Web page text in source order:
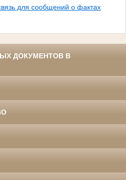
для сообщений о фактах
ДОКУМЕНТОВ В